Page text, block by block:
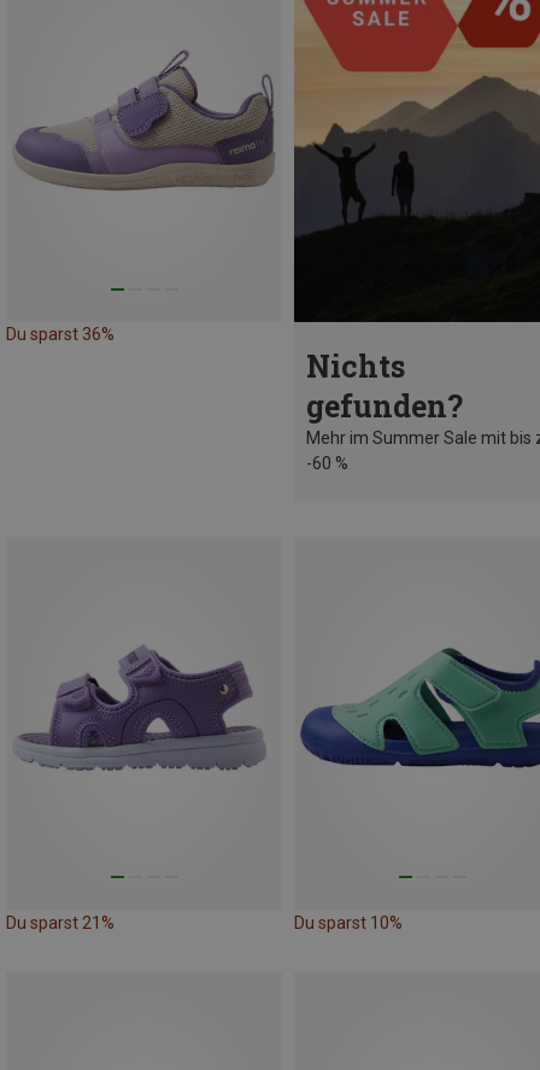
Du sparst 36%
Nichts
gefunden?
Mehr im Summer Sale mit bis
-60 %
Du sparst 21% Du sparst 10%